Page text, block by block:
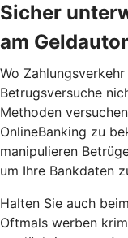
Sicher
am
Wo
Betrugsversuche
Methoden
OnlineBanking zu
manipulieren
um Ihre Bankdaten
Halten Sie auch
Oftmals werben